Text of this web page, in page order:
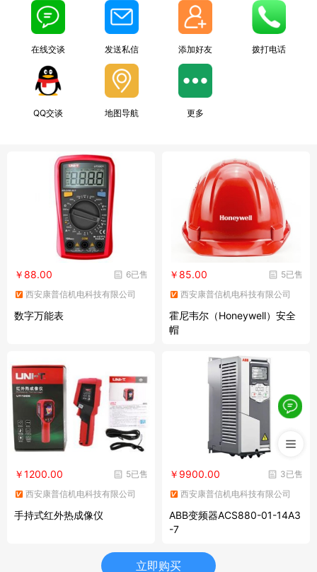
在线交谈 发送私信 添加好友 拨打电话
QQ交谈 地图导航 更多
6已售
￥88.00
西安康普信机电科技有限公司
数字万能表
5已售
￥85.00
西安康普信机电科技有限公司
霍尼韦尔（Honeywell）安全
帽
5已售
￥1200.00
西安康普信机电科技有限公司
手持式红外热成像仪
3已售
￥9900.00
西安康普信机电科技有限公司
ABB变频器ACS880-01-14A3
-7
立即购买